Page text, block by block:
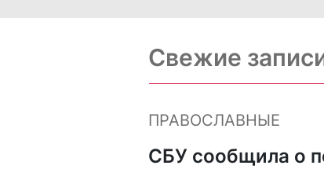
Свежие
ПРАВОСЛАВНЫЕ
СБУ сообщила о